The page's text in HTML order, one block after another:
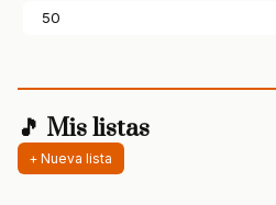
🎵 Mis listas
+ Nueva lista